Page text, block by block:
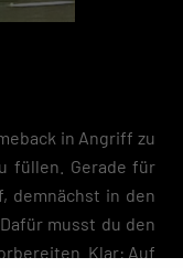
in Angriff zu
füllen. Gerade für
demnächst in den
musst du den
Klar: Auf